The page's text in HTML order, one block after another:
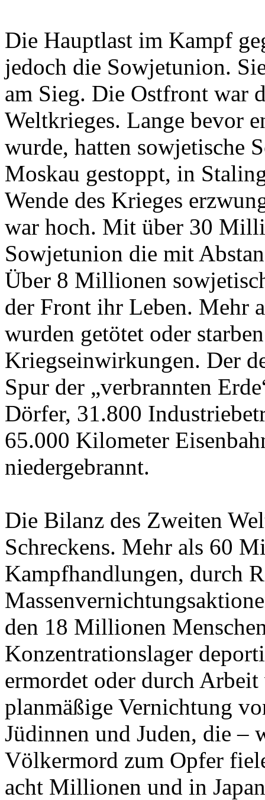
Die Hauptlast im Kampf
jedoch die Sowjetunion.
am Sieg. Die Ostfront war
Weltkrieges. Lange bevor
wurde, hatten sowjetische
Moskau gestoppt, in
Wende des Krieges
war hoch. Mit über 30
Sowjetunion die mit
Über 8 Millionen
der Front ihr Leben. Mehr
wurden getötet oder
Kriegseinwirkungen. Der
Spur der „verbrannten
Dörfer, 31.800
65.000 Kilometer
niedergebrannt.
Die Bilanz des Zweiten
Schreckens. Mehr als 60
Kampfhandlungen, durch
den 18 Millionen
Konzentrationslager
ermordet oder durch
planmäßige Vernichtung
Jüdinnen und Juden, die –
Völkermord zum Opfer
acht Millionen und in